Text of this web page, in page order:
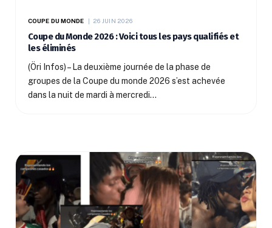
COUPE DU MONDE 26 JUIN 2026
Coupe du Monde 2026 : Voici tous les pays qualifiés et
les éliminés
(Öri Infos) – La deuxième journée de la phase de
groupes de la Coupe du monde 2026 s’est achevée
dans la nuit de mardi à mercredi…